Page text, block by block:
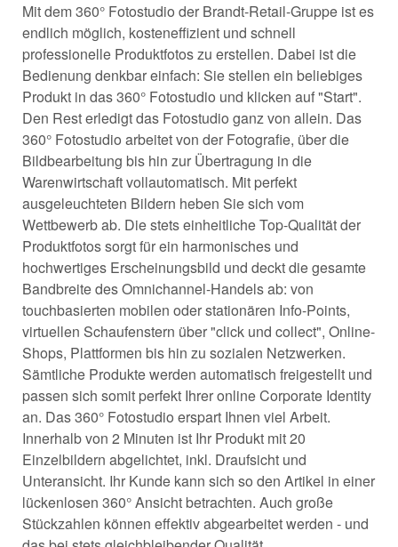
Mit dem 360° Fotostudio der Brandt-Retail-Gruppe ist es
endlich möglich, kosteneffizient und schnell
professionelle Produktfotos zu erstellen. Dabei ist die
Bedienung denkbar einfach: Sie stellen ein beliebiges
Produkt in das 360° Fotostudio und klicken auf "Start".
Den Rest erledigt das Fotostudio ganz von allein. Das
360° Fotostudio arbeitet von der Fotografie, über die
Bildbearbeitung bis hin zur Übertragung in die
Warenwirtschaft vollautomatisch. Mit perfekt
ausgeleuchteten Bildern heben Sie sich vom
Wettbewerb ab. Die stets einheitliche Top-Qualität der
Produktfotos sorgt für ein harmonisches und
hochwertiges Erscheinungsbild und deckt die gesamte
Bandbreite des Omnichannel-Handels ab: von
touchbasierten mobilen oder stationären Info-Points,
virtuellen Schaufenstern über "click und collect", Online-
Shops, Plattformen bis hin zu sozialen Netzwerken.
Sämtliche Produkte werden automatisch freigestellt und
passen sich somit perfekt Ihrer online Corporate Identity
an. Das 360° Fotostudio erspart Ihnen viel Arbeit.
Innerhalb von 2 Minuten ist Ihr Produkt mit 20
Einzelbildern abgelichtet, inkl. Draufsicht und
Unteransicht. Ihr Kunde kann sich so den Artikel in einer
lückenlosen 360° Ansicht betrachten. Auch große
Stückzahlen können effektiv abgearbeitet werden - und